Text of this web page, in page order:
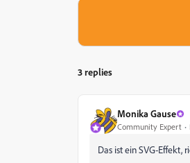
3 replies
Monika Gause
Community Expert
Das ist ein SVG-Effekt,